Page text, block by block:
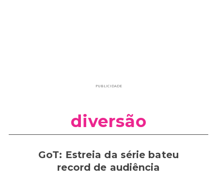
PUBLICIDADE
diversão
GoT: Estreia da série bateu
record de audiência